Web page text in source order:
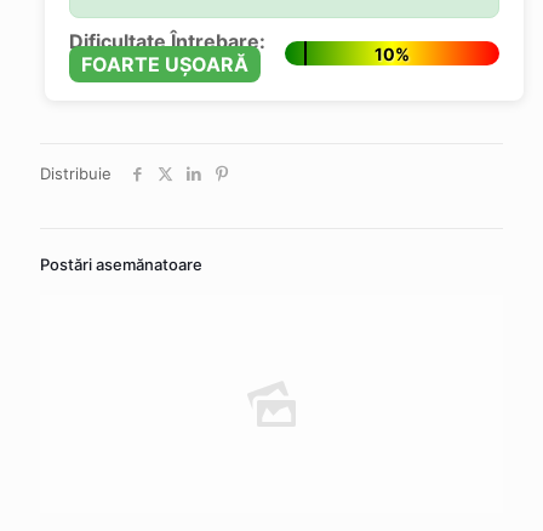
Dificultate Întrebare:
FOARTE UȘOARĂ
10%
Distribuie
Postări asemănatoare